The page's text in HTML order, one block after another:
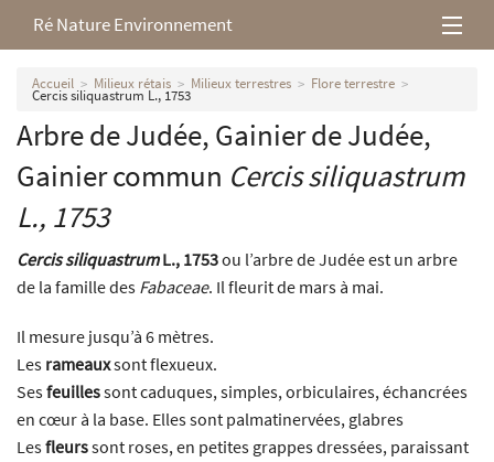
Ré Nature Environnement
L’association
Milieux rétais
Nos parutions
Accueil Milieux rétais Milieux terrestres Flore terrestre
Cercis siliquastrum L., 1753
Arbre de Judée, Gainier de Judée,
Gainier commun Cercis siliquastrum
L., 1753
Cercis siliquastrumL., 1753ou l’arbre de Judée est un arbre
de la famille des Fabaceae. Il fleurit de mars à mai.
Il mesure jusqu’à 6 mètres.
Les rameauxsont flexueux.
Sesfeuillessont caduques, simples, orbiculaires, échancrées
en cœur à la base. Elles sont palmatinervées, glabres
Lesfleurssont roses, en petites grappes dressées, paraissant